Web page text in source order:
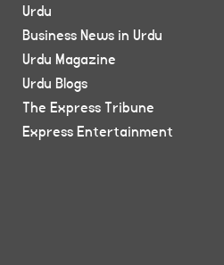
Urdu
Business News in Urdu
Urdu Magazine
Urdu Blogs
The Express Tribune
Express Entertainment